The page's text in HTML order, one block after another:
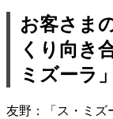
お客さま
くり向き
ミズーラ
友野：
「ス・ミ